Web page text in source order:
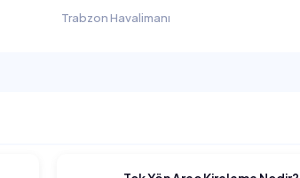
Trabzon Havalimanı